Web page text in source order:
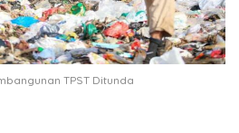
TPST Ditunda